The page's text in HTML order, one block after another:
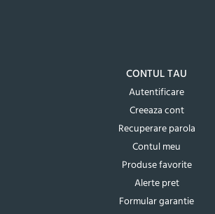
CONTUL TAU
Autentificare
Creeaza cont
Recuperare parola
Contul meu
Produse favorite
Alerte pret
Formular garantie